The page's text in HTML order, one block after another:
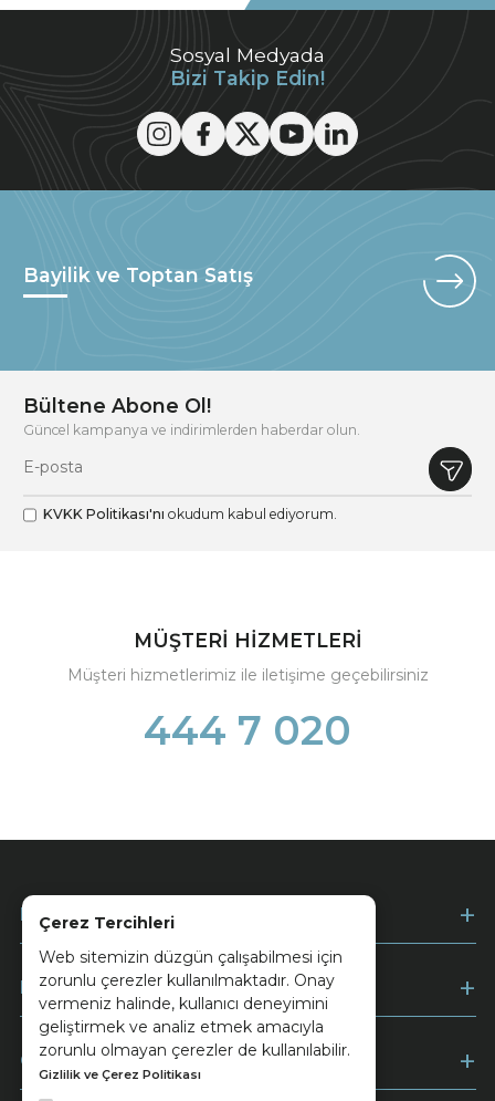
Çerez Tercihleri
Web sitemizin düzgün çalışabilmesi için
zorunlu çerezler kullanılmaktadır. Onay
vermeniz halinde, kullanıcı deneyimini
geliştirmek ve analiz etmek amacıyla
zorunlu olmayan çerezler de kullanılabilir.
Gizlilik ve Çerez Politikası
Sosyal Medyada
Bizi Takip Edin!
Bayilik ve Toptan Satış
Bültene Abone Ol!
Güncel kampanya ve indirimlerden haberdar olun.
KVKK Politikası'nı okudum kabul ediyorum.
MÜŞTERİ HİZMETLERİ
Müşteri hizmetlerimiz ile iletişime geçebilirsiniz
444 7 020
Kurumsal
Müşteri Hizmetleri
Ödeme